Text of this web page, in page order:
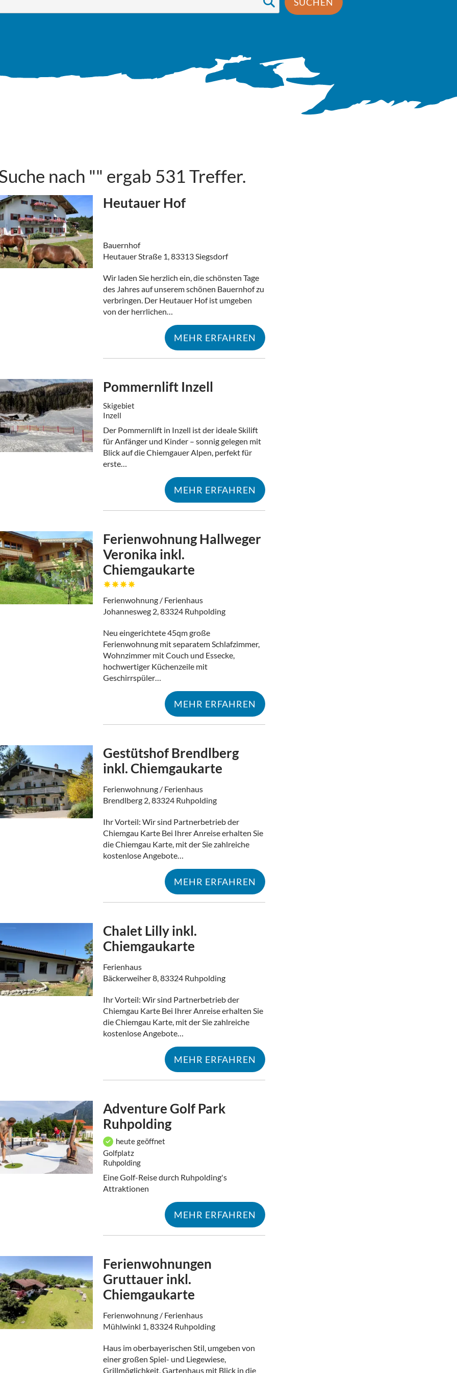
nach "" ergab 531 Treffer.
Heutauer Hof
Bauernhof
Heutauer Straße 1, 83313 Siegsdorf
Wir laden Sie herzlich ein, die schönsten Tage
des Jahres auf unserem schönen Bauernhof zu
verbringen. Der Heutauer Hof ist umgeben
von der herrlichen…
MEHR ERFAHREN
Pommernlift Inzell
Skigebiet
Inzell
Der Pommernlift in Inzell ist der ideale Skilift
für Anfänger und Kinder – sonnig gelegen mit
Blick auf die Chiemgauer Alpen, perfekt für
erste…
MEHR ERFAHREN
Ferienwohnung Hallweger
Veronika inkl.
Chiemgaukarte
Ferienwohnung / Ferienhaus
Johannesweg 2, 83324 Ruhpolding
Neu eingerichtete 45qm große
Ferienwohnung mit separatem Schlafzimmer,
Wohnzimmer mit Couch und Essecke,
hochwertiger Küchenzeile mit
Geschirrspüler…
MEHR ERFAHREN
Gestütshof Brendlberg
inkl. Chiemgaukarte
Ferienwohnung / Ferienhaus
Brendlberg 2, 83324 Ruhpolding
Ihr Vorteil: Wir sind Partnerbetrieb der
Chiemgau Karte Bei Ihrer Anreise erhalten Sie
die Chiemgau Karte, mit der Sie zahlreiche
kostenlose Angebote…
MEHR ERFAHREN
Chalet Lilly inkl.
Chiemgaukarte
Ferienhaus
Bäckerweiher 8, 83324 Ruhpolding
Ihr Vorteil: Wir sind Partnerbetrieb der
Chiemgau Karte Bei Ihrer Anreise erhalten Sie
die Chiemgau Karte, mit der Sie zahlreiche
kostenlose Angebote…
MEHR ERFAHREN
Adventure Golf Park
Ruhpolding
heute geöffnet
Golfplatz
Ruhpolding
Eine Golf-Reise durch Ruhpolding's
Attraktionen
MEHR ERFAHREN
Ferienwohnungen
Gruttauer inkl.
Chiemgaukarte
Ferienwohnung / Ferienhaus
Mühlwinkl 1, 83324 Ruhpolding
Haus im oberbayerischen Stil, umgeben von
einer großen Spiel- und Liegewiese,
Grillmöglichkeit, Gartenhaus mit Blick in die